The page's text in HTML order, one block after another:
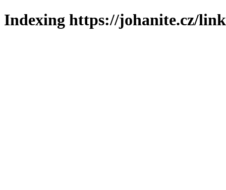
Indexing https://johanite.cz/